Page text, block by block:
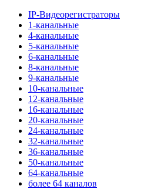
IP-Видеорегистраторы
1-канальные
4-канальные
5-канальные
6-канальные
8-канальные
9-канальные
10-канальные
12-канальные
16-канальные
20-канальные
24-канальные
32-канальные
36-канальные
50-канальные
64-канальные
более 64 каналов